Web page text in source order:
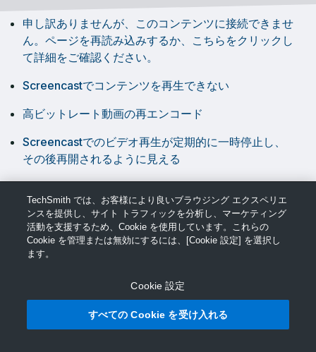
申し訳ありませんが、このコンテンツに接続できませ
ん。ページを再読み込みするか、こちらをクリックし
て詳細をご確認ください。
Screencastでコンテンツを再生できない
高ビットレート動画の再エンコード
Screencastでのビデオ再生が定期的に一時停止し、
その後再開されるように見える
© TechSmith サポート
TechSmith では、お客様により良いブラウジング エクスペリエ
ンスを提供し、サイト トラフィックを分析し、マーケティング
活動を支援するため、Cookie を使用しています。これらの
Cookie を管理または無効にするには、[Cookie 設定] を選択し
ます。
Cookie 設定
すべての Cookie を受け入れる